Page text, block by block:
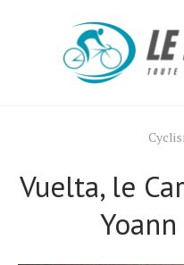
Vuelta, le